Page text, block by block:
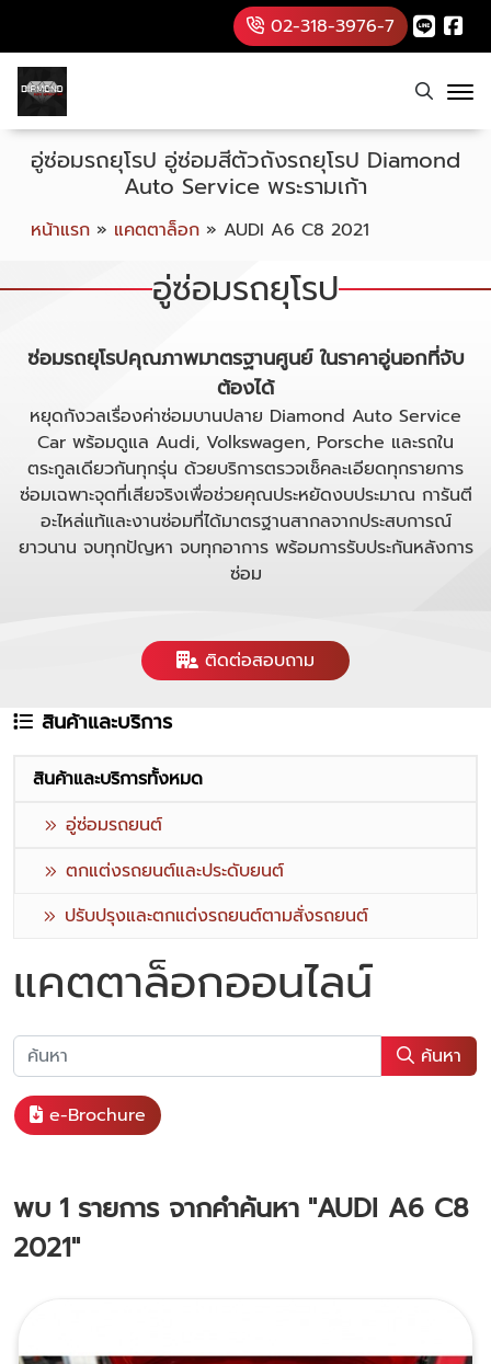
02-318-3976-7
หน้าแรก » แคตตาล็อก » AUDI A6 C8 2021
อู่ซ่อมรถยุโรป อู่ซ่อมสีตัวถังรถยุโรป Diamond
Auto Service พระรามเก้า
อู่ซ่อมรถยุโรป
ซ่อมรถยุโรปคุณภาพมาตรฐานศูนย์ ในราคาอู่นอกที่จับ
ต้องได้
หยุดกังวลเรื่องค่าซ่อมบานปลาย Diamond Auto Service
Car พร้อมดูแล Audi, Volkswagen, Porsche และรถใน
ตระกูลเดียวกันทุกรุ่น ด้วยบริการตรวจเช็คละเอียดทุกรายการ
ซ่อมเฉพาะจุดที่เสียจริงเพื่อช่วยคุณประหยัดงบประมาณ การันตี
อะไหล่แท้และงานซ่อมที่ได้มาตรฐานสากลจากประสบการณ์
ยาวนาน จบทุกปัญหา จบทุกอาการ พร้อมการรับประกันหลังการ
ซ่อม
ติดต่อสอบถาม
สินค้าและบริการ
สินค้าและบริการทั้งหมด
อู่ซ่อมรถยนต์
ตกแต่งรถยนต์และประดับยนต์
ปรับปรุงและตกแต่งรถยนต์ตามสั่งรถยนต์
แคตตาล็อกออนไลน์
ค้นหา
e-Brochure
พบ 1 รายการ จากคำค้นหา "AUDI A6 C8
2021"